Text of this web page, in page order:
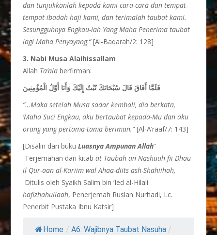
dan tunjukkanlah kepada kami cara-cara dan tempat-
tempat ibadah haji kami, dan terimalah taubat kami.
Sesungguhnya Engkau-lah Yang Maha Penerima taubat
lagi Maha Penyayang.“[Al-Baqarah/2: 128]
3. Nabi Musa Alaihissallam
Allah Ta’ala berfirman:
فَلَمَّا أَفَاقَ قَالَ سُبْحَانَكَ تُبْتُ إِلَيْكَ وَأَنَا أَوَّلُ الْمُؤْمِنِينَ
“…Maka setelah Musa sadar kembali, dia berkata,
‘Maha Suci Engkau, aku bertaubat kepada-Mu dan aku
orang yang pertama-tama beriman.”[Al-A’raaf/7: 143]
[Disalin dari buku LuasnyaAmpunan Allah”
Terjemahan dari kitabat-Taubah an-Nashuuh fii Dhau-
il Qur-aan al-Kariim wal Ahaa-diits ash-Shahiihah,
Ditulis oleh Syaikh Salim bin ‘Ied al-Hilali
hafizhahullaah, Penerjemah Ruslan Nurhadi, Lc.
Penerbit Pustaka Ibnu Katsir]
Home / A6. Wajibnya Taubat Nasuha /